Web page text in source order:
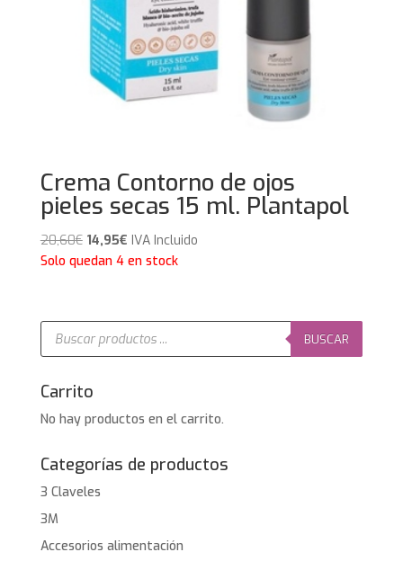
Crema Contorno de ojos
pieles secas 15 ml. Plantapol
20,60€ El
precio
20,60€.
14,95€El
precio
14,95€.
IVA Incluido
Solo quedan 4 en stock
Búsqueda
productos
BUSCAR
Carrito
No hay productos en el carrito.
Categorías de productos
3 Claveles
3M
Accesorios alimentación